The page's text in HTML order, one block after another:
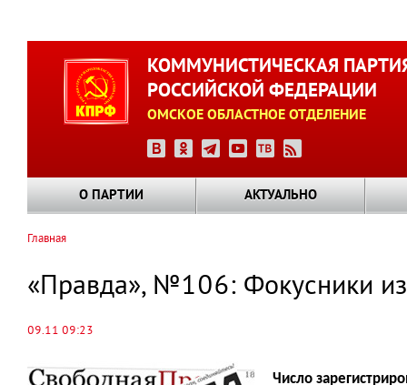
КОММУНИСТИЧЕСКАЯ
РОССИЙСКОЙ ФЕДЕРАЦИИ
ОМСКОЕ ОБЛАСТНОЕ ОТДЕЛЕНИЕ
О ПАРТИИ АКТУАЛЬНО
навигации
Главная
«Правда», №106: Фокусники
09.11 09:23
Число